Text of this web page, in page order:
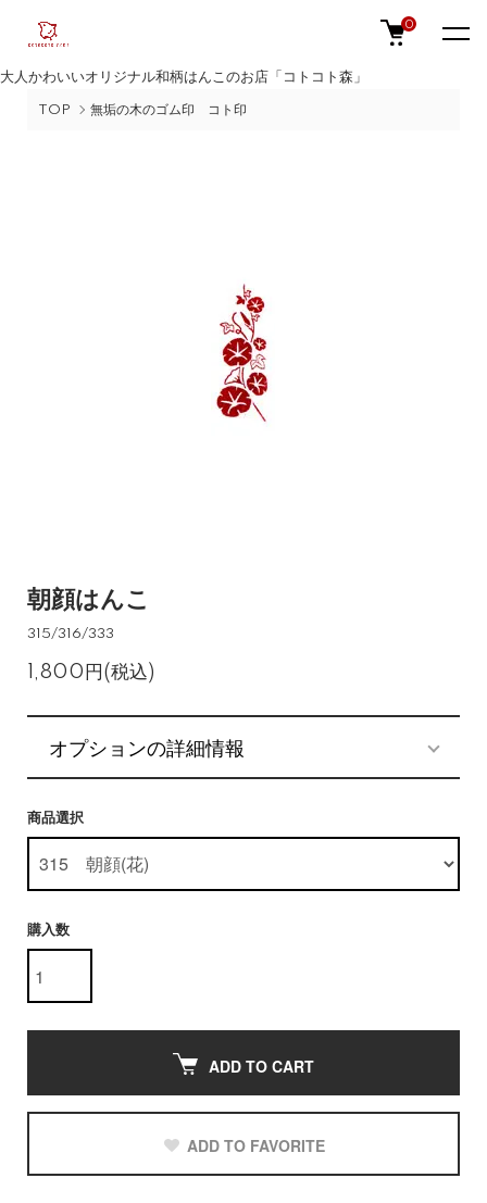
大人かわいいオリジナル和柄はんこのお店「コトコト森」
0
TOP 無垢の木のゴム印 コト印
朝顔はんこ
315/316/333
1,800円(税込)
オプションの詳細情報
商品選択
購入数
ADD TO CART
ADD TO FAVORITE